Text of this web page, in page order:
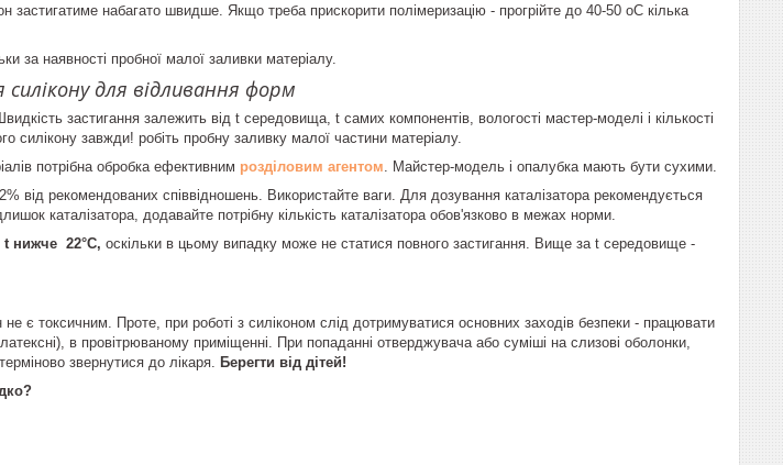
застигатиме набагато швидше. Якщо треба прискорити полімеризацію - прогрійте до 40-50 оС кілька
за наявності пробної малої заливки матеріалу.
для відливання форм
застигання залежить від t середовища, t самих компонентів, вологості мастер-моделі і кількості
силікону завжди! робіть пробну заливку малої частини матеріалу.
потрібна обробка ефективним розділовим агентом . Майстер-модель і опалубка мають бути сухими.
від рекомендованих співвідношень. Використайте ваги. Для дозування каталізатора рекомендується
каталізатора, додавайте потрібну кількість каталізатора обов'язково в межах норми.
t нижче 22°С, оскільки в цьому випадку може не статися повного застигання. Вище за t середовище -
є токсичним. Проте, при роботі з силіконом слід дотримуватися основних заходів безпеки - працювати
в провітрюваному приміщенні. При попаданні отверджувача або суміші на слизові оболонки,
звернутися до лікаря. Берегти від дітей!